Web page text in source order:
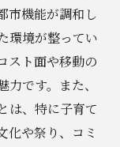
市機能が調和し
環境が整ってい
スト面や移動の
です。また、
は、特に子育て
化や祭り、コミ